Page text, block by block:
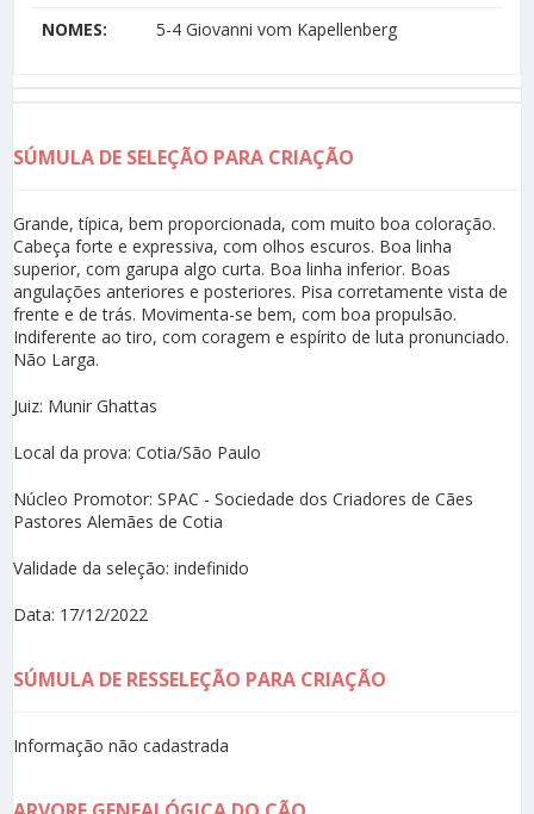
NOMES:
5-4 Giovanni vom Kapellenberg
SÚMULA DE SELEÇÃO PARA CRIAÇÃO
Grande, típica, bem proporcionada, com muito boa coloração.
Cabeça forte e expressiva, com olhos escuros. Boa linha
superior, com garupa algo curta. Boa linha inferior. Boas
angulações anteriores e posteriores. Pisa corretamente vista de
frente e de trás. Movimenta-se bem, com boa propulsão.
Indiferente ao tiro, com coragem e espírito de luta pronunciado.
Não Larga.
Juiz: Munir Ghattas
Local da prova: Cotia/São Paulo
Núcleo Promotor: SPAC - Sociedade dos Criadores de Cães
Pastores Alemães de Cotia
Validade da seleção: indefinido
Data: 17/12/2022
SÚMULA DE RESSELEÇÃO PARA CRIAÇÃO
Informação não cadastrada